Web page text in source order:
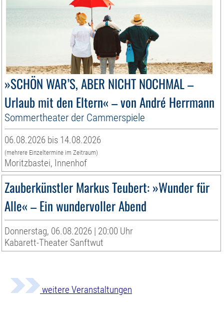
»SCHÖN WAR’S, ABER NICHT NOCHMAL –
Urlaub mit den Eltern« – von André Herrmann
Sommertheater der Cammerspiele
06.08.2026 bis 14.08.2026
(mehrere Einzeltermine im Zeitraum)
Moritzbastei, Innenhof
Zauberkünstler Markus Teubert: »Wunder für
Alle« – Ein wundervoller Abend
Donnerstag, 06.08.2026 | 20:00 Uhr
Kabarett-Theater Sanftwut
weitere Veranstaltungen